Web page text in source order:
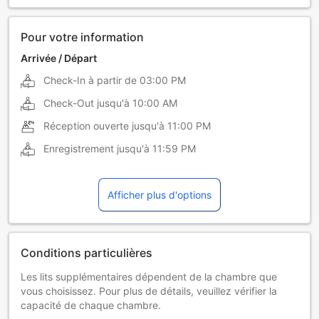
Pour votre information
Arrivée / Départ
Check-In à partir de 03:00 PM
Check-Out jusqu'à 10:00 AM
Réception ouverte jusqu'à 11:00 PM
Enregistrement jusqu'à 11:59 PM
Afficher plus d'options
Conditions particulières
Les lits supplémentaires dépendent de la chambre que
vous choisissez. Pour plus de détails, veuillez vérifier la
capacité de chaque chambre.